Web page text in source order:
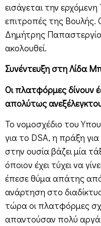
εισάγεται την
επιτροπές της Βουλής.
Δημήτρης
ακολουθεί.
Συνέντευξη στη Λίδα
Οι πλατφόρμες δίνουν
απολύτως
Το νομοσχέδιο του
για το DSA, η πράξη
στην ουσία βάζει μία
όποιον έχει τύχει να
έπεσε θύμα απάτης
ανάρτηση στο
τώρα οι πλατφόρμες
απαντούσαν πολύ